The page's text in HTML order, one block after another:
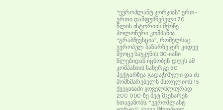
“ევროპლანტ ჯორჯიას” ერთ-
ერთი დამფუძნებელი 70
წლის ისტორიის მქონე
პოლონური კომპანია
“გრაბჩევსცია”, რომელსაც
ევროპულ ბაზარზე ჯერ კიდევ
მეოცე საუკუნის 30-იანი
წლებიდან იცნობენ. დღეს ამ
კომპანიის სანერგე 30
ჰექტარზეა გადაჭიმული და ის
მომხმარებელს მსოფლიოს 15
ქვეყანაში ყოველწლიურად
200 000-ზე მეტ მცენარეს
სთავაზობს. “ევროპლანტ